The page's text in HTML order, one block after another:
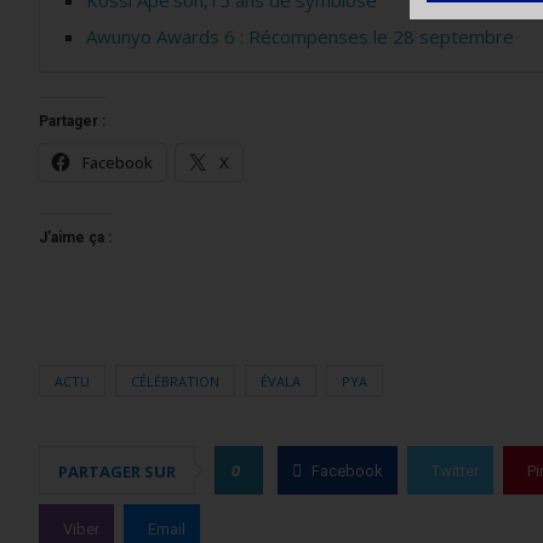
Awunyo Awards 6 : Récompenses le 28 septembre
Partager :
Facebook X
J’aime ça :
ACTU CÉLÉBRATION ÉVALA PYA
PARTAGER SUR 0 Facebook Twitter
Viber Email